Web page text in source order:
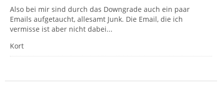
Also bei mir sind durch das Downgrade auch ein paar
Emails aufgetaucht, allesamt Junk. Die Email, die ich
vermisse ist aber nicht dabei...
Kort